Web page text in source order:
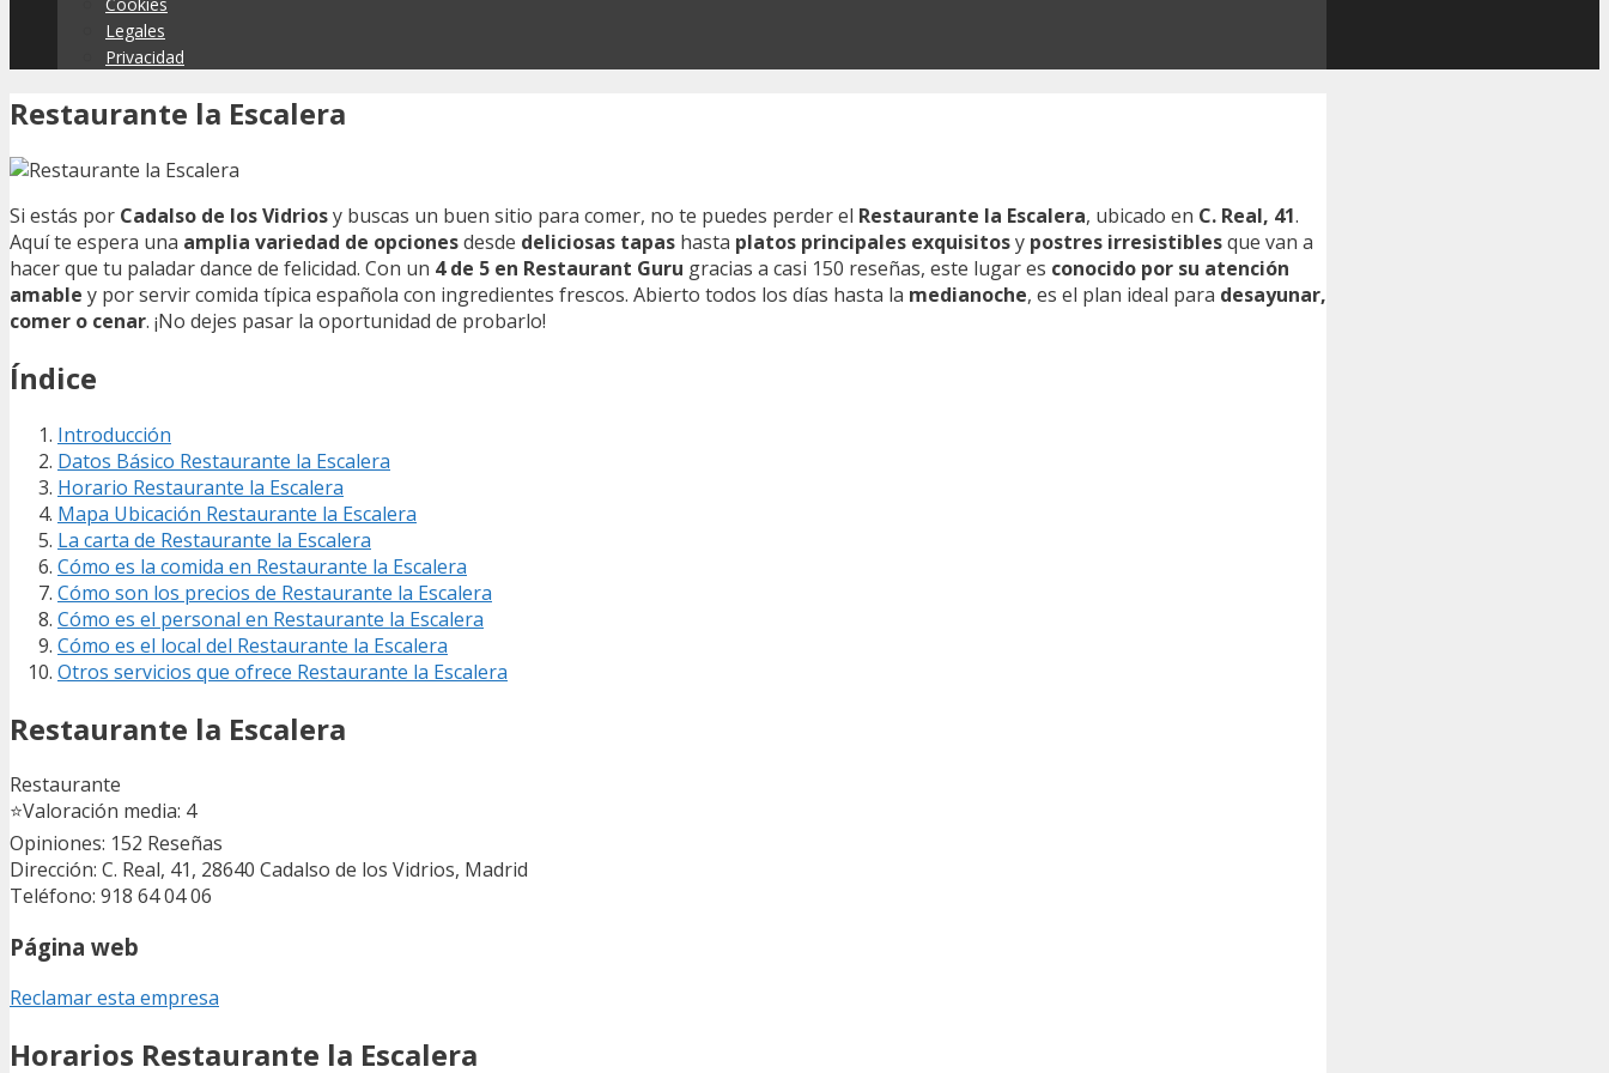
Legales
Privacidad
Restaurante la Escalera
Si estás por Cadalso de los Vidriosy buscas un buen sitio para comer, no te puedes perder el Restaurante la Escalera, ubicado en C. Real, 41.
Aquí te espera una amplia variedad de opcionesdesde deliciosas tapas hasta platos principales exquisitosy postres irresistiblesque van a
hacer que tu paladar dance de felicidad. Con un 4 de 5 en Restaurant Guru gracias a casi 150 reseñas, este lugar es conocido por su atención
amable y por servir comida típica española con ingredientes frescos. Abierto todos los días hasta la medianoche, es el plan ideal para desayunar,
comer o cenar. ¡No dejes pasar la oportunidad de probarlo!
Índice
Introducción
Datos Básico Restaurante la Escalera
Horario Restaurante la Escalera
Mapa Ubicación Restaurante la Escalera
La carta de Restaurante la Escalera
Cómo es la comida en Restaurante la Escalera
Cómo son los precios de Restaurante la Escalera
Cómo es el personal en Restaurante la Escalera
Cómo es el local del Restaurante la Escalera
Otros servicios que ofrece Restaurante la Escalera
Restaurante la Escalera
Restaurante
⭐Valoración media: 4
Opiniones: 152 Reseñas
Dirección: C. Real, 41, 28640 Cadalso de los Vidrios, Madrid
Teléfono: 918 64 04 06
Página web
Reclamar esta empresa
Horarios Restaurante la Escalera